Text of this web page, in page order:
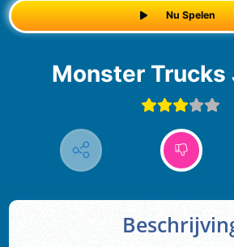
Nu Spelen
Monster